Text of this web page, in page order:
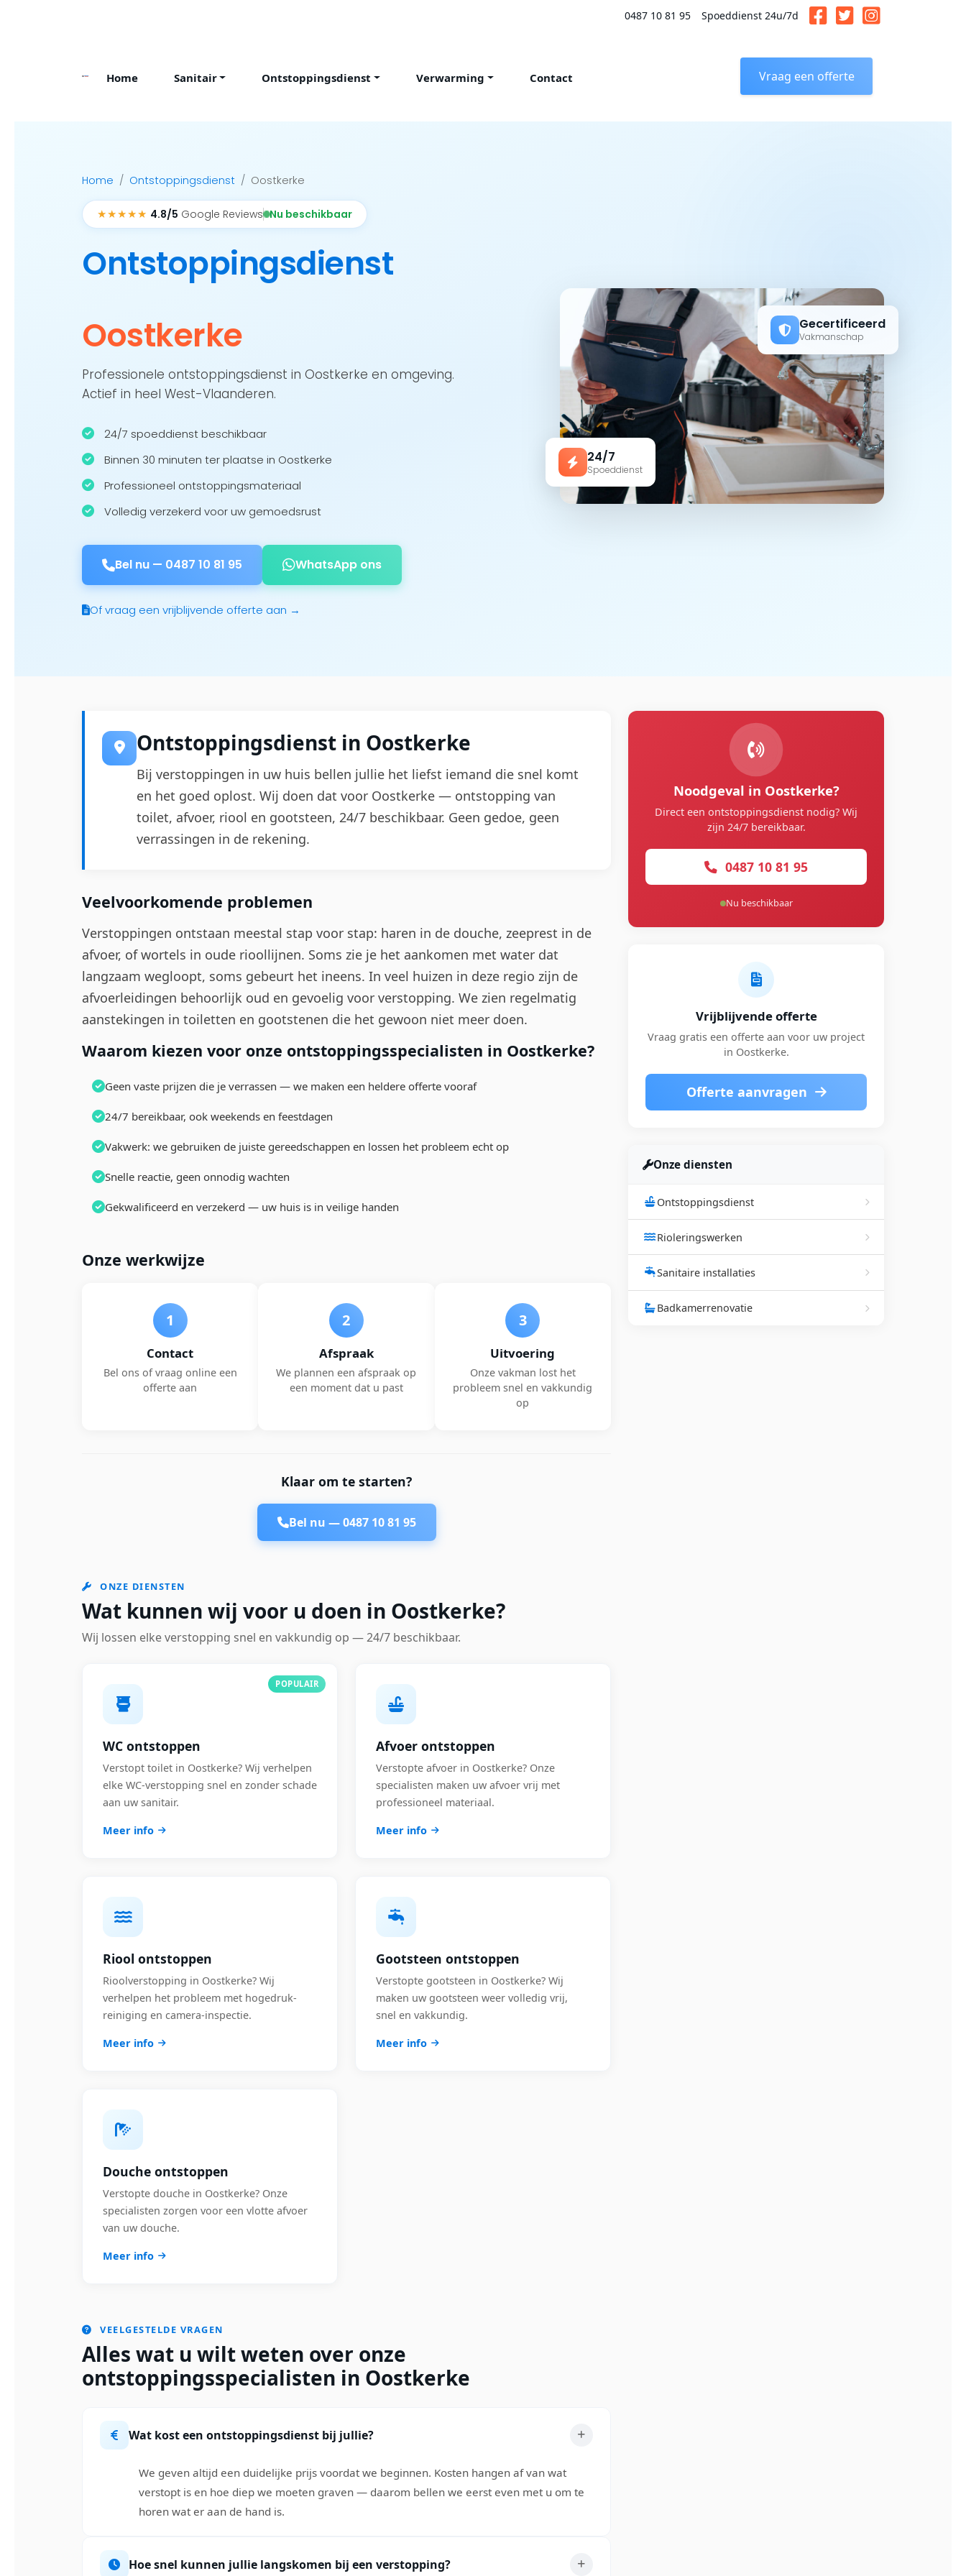
0487 10 81 95 Spoeddienst 24u/7d
Home Sanitair Ontstoppingsdienst Verwarming Contact Vraag een offerte
Home Ontstoppingsdienst Oostkerke
★★★★★ 4.8/5 Google Reviews Nu beschikbaar
Ontstoppingsdienst
Oostkerke
Professionele ontstoppingsdienst in Oostkerke en omgeving.
Actief in heel West-Vlaanderen.
24/7 spoeddienst beschikbaar
Binnen 30 minuten ter plaatse in Oostkerke
Professioneel ontstoppingsmateriaal
Volledig verzekerd voor uw gemoedsrust
Bel nu — 0487 10 81 95 WhatsApp ons
Of vraag een vrijblijvende offerte aan →
24/7
Spoeddienst
Gecertificeerd
Vakmanschap
Ontstoppingsdienst in Oostkerke
Bij verstoppingen in uw huis bellen jullie het liefst iemand die snel komt
en het goed oplost. Wij doen dat voor Oostkerke — ontstopping van
toilet, afvoer, riool en gootsteen, 24/7 beschikbaar. Geen gedoe, geen
verrassingen in de rekening.
Veelvoorkomende problemen
Verstoppingen ontstaan meestal stap voor stap: haren in de douche, zeeprest in de
afvoer, of wortels in oude rioollijnen. Soms zie je het aankomen met water dat
langzaam wegloopt, soms gebeurt het ineens. In veel huizen in deze regio zijn de
afvoerleidingen behoorlijk oud en gevoelig voor verstopping. We zien regelmatig
aanstekingen in toiletten en gootstenen die het gewoon niet meer doen.
Waarom kiezen voor onze ontstoppingsspecialisten in Oostkerke?
Geen vaste prijzen die je verrassen — we maken een heldere offerte vooraf
24/7 bereikbaar, ook weekends en feestdagen
Vakwerk: we gebruiken de juiste gereedschappen en lossen het probleem echt op
Snelle reactie, geen onnodig wachten
Gekwalificeerd en verzekerd — uw huis is in veilige handen
Onze werkwijze
1
Contact
Bel ons of vraag online een
offerte aan
2
Afspraak
We plannen een afspraak op
een moment dat u past
3
Uitvoering
Onze vakman lost het
probleem snel en vakkundig
op
Klaar om te starten?
Bel nu —0487 10 81 95
ONZE DIENSTEN
Wat kunnen wij voor u doen in Oostkerke?
Wij lossen elke verstopping snel en vakkundig op — 24/7 beschikbaar.
POPULAIR
WC ontstoppen
Verstopt toilet in Oostkerke? Wij verhelpen
elke WC-verstopping snel en zonder schade
aan uw sanitair.
Meer info
Afvoer ontstoppen
Verstopte afvoer in Oostkerke? Onze
specialisten maken uw afvoer vrij met
professioneel materiaal.
Meer info
Riool ontstoppen
Rioolverstopping in Oostkerke? Wij
verhelpen het probleem met hogedruk-
reiniging en camera-inspectie.
Meer info
Gootsteen ontstoppen
Verstopte gootsteen in Oostkerke? Wij
maken uw gootsteen weer volledig vrij,
snel en vakkundig.
Meer info
Douche ontstoppen
Verstopte douche in Oostkerke? Onze
specialisten zorgen voor een vlotte afvoer
van uw douche.
Meer info
VEELGESTELDE VRAGEN
Alles wat u wilt weten over onze
ontstoppingsspecialisten in Oostkerke
Wat kost een ontstoppingsdienst bij jullie?
We geven altijd een duidelijke prijs voordat we beginnen. Kosten hangen af van wat
verstopt is en hoe diep we moeten graven — daarom bellen we eerst even met u om te
horen wat er aan de hand is.
Hoe snel kunnen jullie langskomen bij een verstopping?
Noodgeval in Oostkerke?
Direct een ontstoppingsdienst nodig? Wij
zijn 24/7 bereikbaar.
0487 10 81 95
Nu beschikbaar
Vrijblijvende offerte
Vraag gratis een offerte aan voor uw project
in Oostkerke.
Offerte aanvragen
Onze diensten
Ontstoppingsdienst
Rioleringswerken
Sanitaire installaties
Badkamerrenovatie